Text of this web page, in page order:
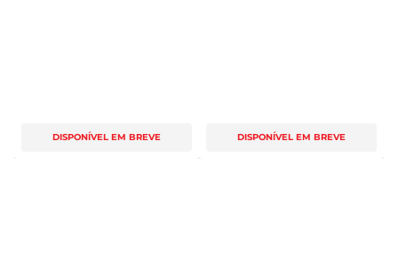
DISPONÍVEL EM BREVE DISPONÍVEL EM BREVE